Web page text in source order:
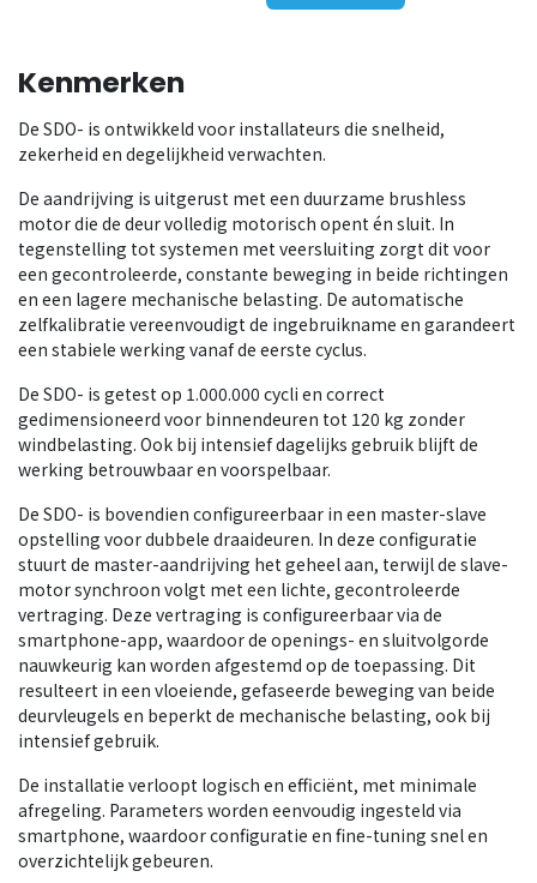
Kenmerken
De SDO- is ontwikkeld voor installateurs die snelheid,
zekerheid en degelijkheid verwachten.
De aandrijving is uitgerust met een duurzame brushless
motor die de deur volledig motorisch opent én sluit. In
tegenstelling tot systemen met veersluiting zorgt dit voor
een gecontroleerde, constante beweging in beide richtingen
en een lagere mechanische belasting. De automatische
zelfkalibratie vereenvoudigt de ingebruikname en garandeert
een stabiele werking vanaf de eerste cyclus.
De SDO- is getest op 1.000.000 cycli en correct
gedimensioneerd voor binnendeuren tot 120 kg zonder
windbelasting. Ook bij intensief dagelijks gebruik blijft de
werking betrouwbaar en voorspelbaar.
De SDO- is bovendien configureerbaar in een master-slave
opstelling voor dubbele draaideuren. In deze configuratie
stuurt de master-aandrijving het geheel aan, terwijl de slave-
motor synchroon volgt met een lichte, gecontroleerde
vertraging. Deze vertraging is configureerbaar via de
smartphone-app, waardoor de openings- en sluitvolgorde
nauwkeurig kan worden afgestemd op de toepassing. Dit
resulteert in een vloeiende, gefaseerde beweging van beide
deurvleugels en beperkt de mechanische belasting, ook bij
intensief gebruik.
De installatie verloopt logisch en efficiënt, met minimale
afregeling. Parameters worden eenvoudig ingesteld via
smartphone, waardoor configuratie en fine-tuning snel en
overzichtelijk gebeuren.